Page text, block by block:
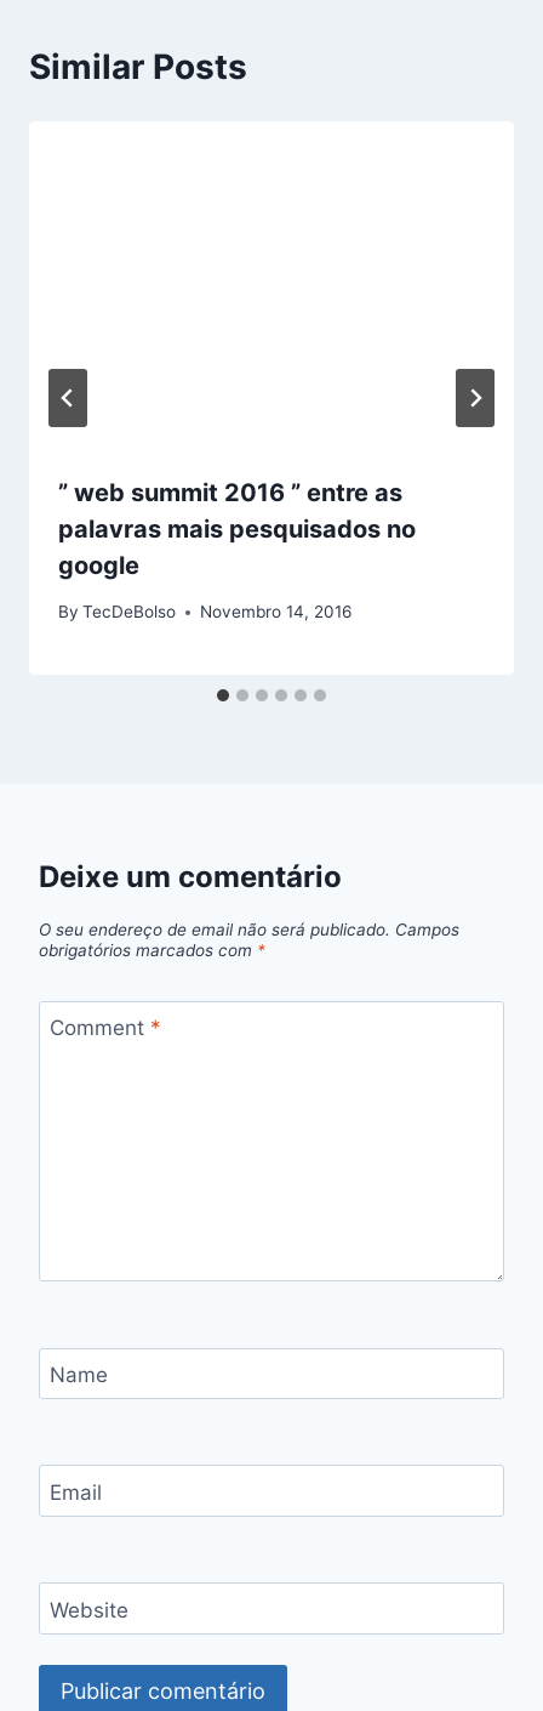
Similar Posts
” web summit 2016 ” entre as
palavras mais pesquisados no
google
By TecDeBolso Novembro 14, 2016
Deixe um comentário
O seu endereço de email não será publicado. Campos
obrigatórios marcados com *
Comment *
Name
Email
Website